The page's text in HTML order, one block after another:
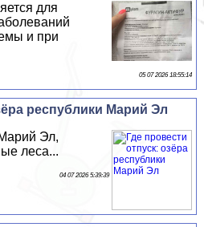
для
и при
05 07 2026 18:55:14
республики Марий Эл
Эл,
леса...
04 07 2026 5:39:39